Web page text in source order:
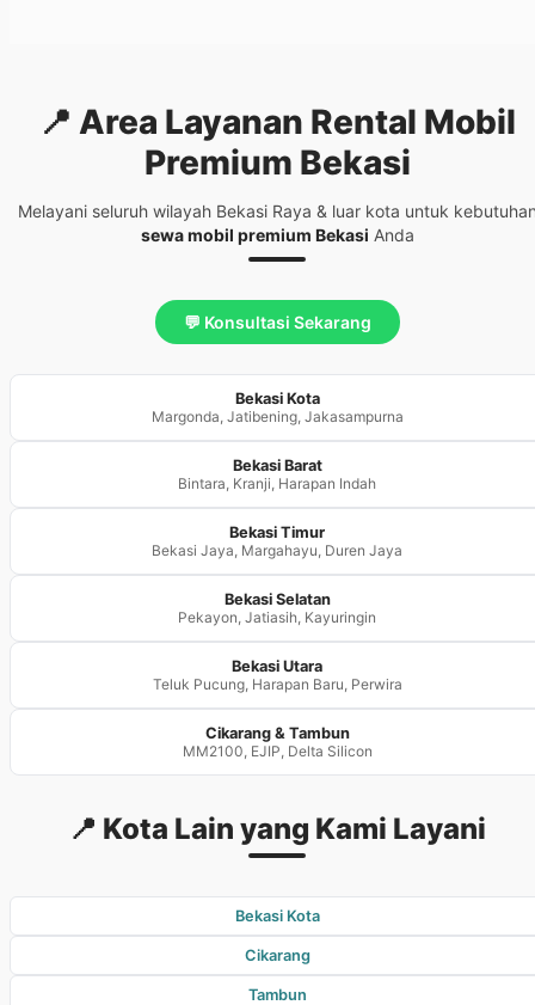
📍 Area Layanan Rental Mobil
Premium Bekasi
Melayani seluruh wilayah Bekasi Raya & luar kota untuk
sewa mobil premium Bekasi Anda
💬 Konsultasi Sekarang
Bekasi Kota
Margonda, Jatibening, Jakasampurna
Bekasi Barat
Bintara, Kranji, Harapan Indah
Bekasi Timur
Bekasi Jaya, Margahayu, Duren Jaya
Bekasi Selatan
Pekayon, Jatiasih, Kayuringin
Bekasi Utara
Teluk Pucung, Harapan Baru, Perwira
Cikarang & Tambun
MM2100, EJIP, Delta Silicon
📍 Kota Lain yang Kami Layani
Bekasi Kota
Cikarang
Tambun